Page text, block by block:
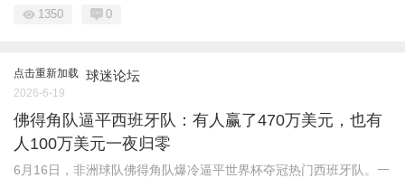
1350 0
点击重新加载 球迷论坛
2026-6-19
佛得角队逼平西班牙队：有人赢了470万美元，也有
人100万美元一夜归零
6月16日，非洲球队佛得角队爆冷逼平世界杯夺冠热门西班牙队。一